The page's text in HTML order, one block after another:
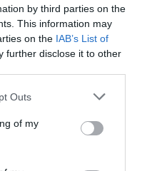
by third parties on the
This information may
on the IAB’s List of
further disclose it to other
Outs
of my